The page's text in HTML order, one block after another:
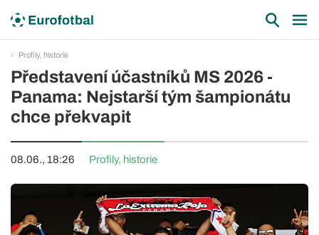
Profily, historie
Představení účastníků MS 2026 -
Panama: Nejstarší tým šampionátu
chce překvapit
08.06., 18:26 Profily, historie